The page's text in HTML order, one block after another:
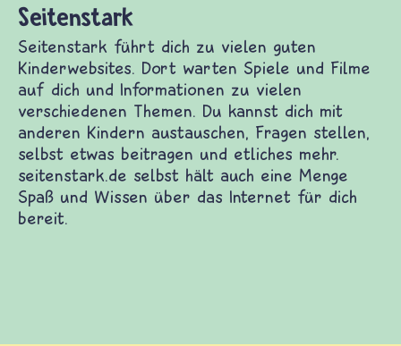
Dort warten Spiele und Filme auf dich
Du kannst dich mit anderen Kindern
und etliches mehr. seitenstark.de selbst